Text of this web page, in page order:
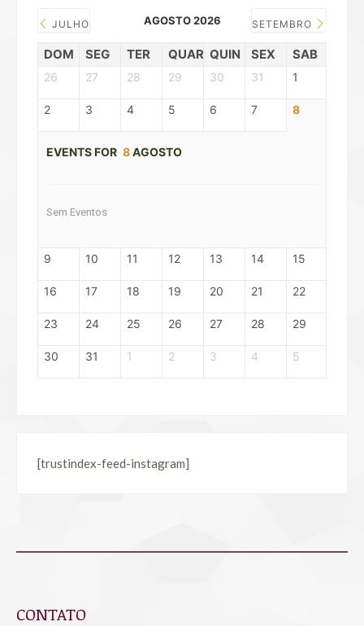
JULHO AGOSTO 2026 SETEMBRO
DOM SEG TER QUAR QUIN SEX SAB
26 27 28 29 30 31 1
2 3 4 5 6 7 8
EVENTS FOR 8AGOSTO
Sem Eventos
9 10 11 12 13 14 15
16 17 18 19 20 21 22
23 24 25 26 27 28 29
30 31 1 2 3 4 5
[trustindex-feed-instagram]
CONTATO